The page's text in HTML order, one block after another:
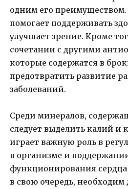
одним его
помогает поддерживать
улучшает зрение. Кроме
сочетании с другими
которые содержатся в
предотвратить развитие
заболеваний.
Среди минералов,
следует выделить калий и
играет важную роль в
в организме и
функционирования
в свою очередь, необходим